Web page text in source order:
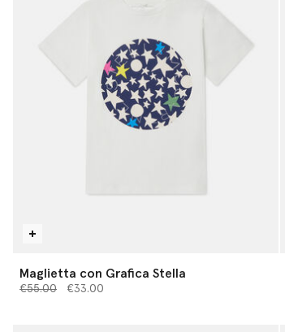
Maglietta con Grafica Stella
Prezzo ridotto da
€55.00a €33.00